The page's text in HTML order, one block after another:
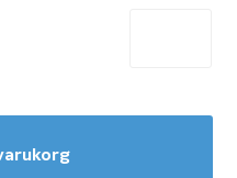
bottenmatta skriver du
4×8 meter väljer du 16 i
lång. Skarven på